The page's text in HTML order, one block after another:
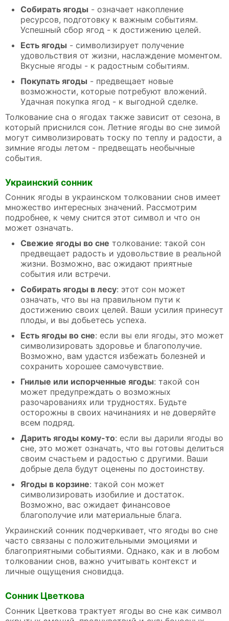
Собирать ягоды - означает накопление
ресурсов, подготовку к важным событиям.
Успешный сбор ягод - к достижению целей.
Есть ягоды - символизирует получение
удовольствия от жизни, наслаждение моментом.
Вкусные ягоды - к радостным событиям.
Покупать ягоды - предвещает новые
возможности, которые потребуют вложений.
Удачная покупка ягод - к выгодной сделке.
Толкование сна о ягодах также зависит от сезона, в
который приснился сон. Летние ягоды во сне зимой
могут символизировать тоску по теплу и радости, а
зимние ягоды летом - предвещать необычные
события.
Украинский сонник
Сонник ягоды в украинском толковании снов имеет
множество интересных значений. Рассмотрим
подробнее, к чему снится этот символ и что он
может означать.
Свежие ягоды во сне толкование: такой сон
предвещает радость и удовольствие в реальной
жизни. Возможно, вас ожидают приятные
события или встречи.
Собирать ягоды в лесу: этот сон может
означать, что вы на правильном пути к
достижению своих целей. Ваши усилия принесут
плоды, и вы добьетесь успеха.
Есть ягоды во сне: если вы ели ягоды, это может
символизировать здоровье и благополучие.
Возможно, вам удастся избежать болезней и
сохранить хорошее самочувствие.
Гнилые или испорченные ягоды: такой сон
может предупреждать о возможных
разочарованиях или трудностях. Будьте
осторожны в своих начинаниях и не доверяйте
всем подряд.
Дарить ягоды кому-то: если вы дарили ягоды во
сне, это может означать, что вы готовы делиться
своим счастьем и радостью с другими. Ваши
добрые дела будут оценены по достоинству.
Ягоды в корзине: такой сон может
символизировать изобилие и достаток.
Возможно, вас ожидает финансовое
благополучие или материальные блага.
Украинский сонник подчеркивает, что ягоды во сне
часто связаны с положительными эмоциями и
благоприятными событиями. Однако, как и в любом
толковании снов, важно учитывать контекст и
личные ощущения сновидца.
Сонник Цветкова
Сонник Цветкова трактует ягоды во сне как символ